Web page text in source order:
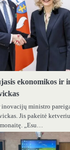
ekonomikos ir
ministro
Jis pakeitė
„Esu…